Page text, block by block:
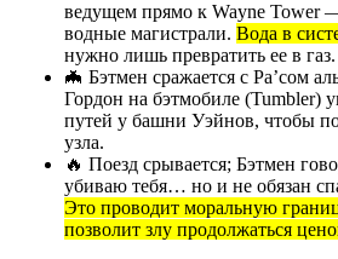
ведущем прямо к Wayne Tower
водные магистрали. Вода в
нужно лишь превратить ее в газ.
🦇 Бэтмен сражается с Ра’сом
Гордон на бэтмобиле (Tumbler)
путей у башни Уэйнов, чтобы
узла.
🔥 Поезд срывается; Бэтмен
убиваю тебя… но и не обязан
Это проводит моральную
позволит злу продолжаться